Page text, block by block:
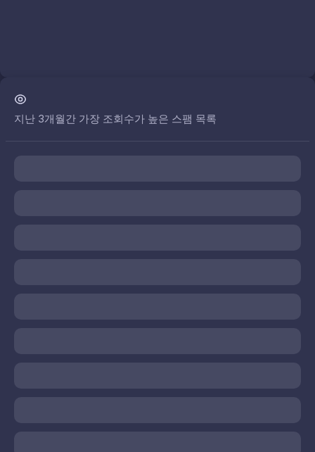
지난 3개월간 가장 조회수가 높은 스팸 목록